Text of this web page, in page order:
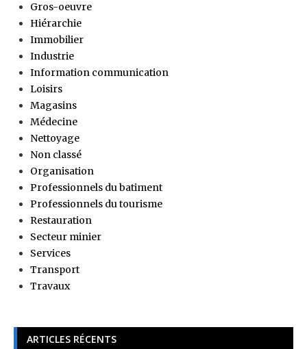
Gros-oeuvre
Hiérarchie
Immobilier
Industrie
Information communication
Loisirs
Magasins
Médecine
Nettoyage
Non classé
Organisation
Professionnels du batiment
Professionnels du tourisme
Restauration
Secteur minier
Services
Transport
Travaux
ARTICLES RÉCENTS